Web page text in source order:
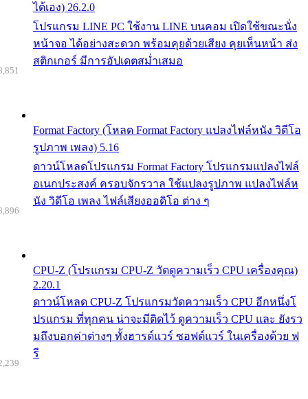
ได้เอง) 26.2.0
โปรแกรม LINE PC ใช้งาน LINE บนคอม เปิดใช้ขณะนั่ง
หน้าจอ ได้อย่างสะดวก พร้อมคุยด้วยเสียง คุยเห็นหน้า ส่ง
สติกเกอร์ มีการอัปเดตสม่ำเสมอ
Format Factory (โหลด Format Factory แปลงไฟล์หนัง วิดีโอ
รูปภาพ เพลง) 5.16
ดาวน์โหลดโปรแกรม Format Factory โปรแกรมแปลงไฟล์
อเนกประสงค์ ครอบจักรวาล ใช้แปลงรูปภาพ แปลงไฟล์ห
นัง วิดีโอ เพลง ไฟล์เสียงออดิโอ ต่าง ๆ
CPU-Z (โปรแกรม CPU-Z วัดดูความเร็ว CPU เครื่องคุณ)
2.20.1
ดาวน์โหลด CPU-Z โปรแกรมวัดความเร็ว CPU อีกหนึ่งโ
ปรแกรม ที่ทุกคน น่าจะมีติดไว้ ดูความเร็ว CPU และ ยังรว
มถึงบอกค่าต่างๆ ทั้งฮารด์แวร์ ซอฟต์แวร์ ในเครื่องด้วย ฟ
รี